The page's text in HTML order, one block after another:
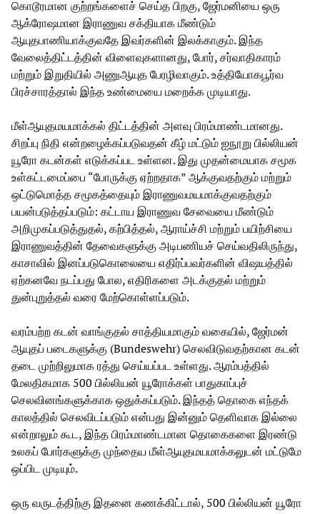
கொடூரமான குற்றங்களைச் செய்த பிறகு, ஜேர்மனியை ஒரு
ஆக்ரோஷமான இராணுவ சக்தியாக மீண்டும்
ஆயுதபாணியாக்குவதே இவர்களின் இலக்காகும். இந்த
வேலைத்திட்டத்தின் விளைவுகளானது, போர், சர்வாதிகாரம்
மற்றும் இறுதியில் அணுஆயுத பேரழிவாகும். உத்தியோகபூர்வ
பிரச்சாரத்தால் இந்த உண்மையை மறைக்க முடியாது.
மீள்ஆயுதமயமாக்கல் திட்டத்தின் அளவு பிரம்மாண்டமானது.
சிறப்பு நிதி என்றழைக்கப்படுவதன் கீழ் மட்டும் ஐநூறு பில்லியன்
யூரோ கடன்கள் எடுக்கப்பட உள்ளன. இது முதன்மையாக சமூக
உள்கட்டமைப்பை “போருக்கு ஏற்றதாக” ஆக்குவதற்கும் மற்றும்
ஒட்டுமொத்த சமூகத்தையும் இராணுவமயமாக்குவதற்கும்
பயன்படுத்தப்படும்: கட்டாய இராணுவ சேவையை மீண்டும்
அறிமுகப்படுத்துதல், கற்பித்தல், ஆராய்ச்சி மற்றும் பயிற்சியை
இராணுவத்தின் தேவைகளுக்கு அடிபணியச் செய்வதிலிருந்து,
காசாவில் இனப்படுகொலையை எதிர்ப்பவர்களின் விஷயத்தில்
ஏற்கனவே நடப்பது போல, எதிரிகளை அடக்குதல் மற்றும்
துன்புறுத்தல் வரை மேற்கொள்ளப்படும்.
வரம்பற்ற கடன் வாங்குதல் சாத்தியமாகும் வகையில், ஜேர்மன்
ஆயுதப் படைகளுக்கு (Bundeswehr) செலவிடுவதற்கான கடன்
தடை முற்றிலுமாக ரத்து செய்யப்பட உள்ளது. ஆரம்பத்தில்
மேலதிகமாக 500 பில்லியன் யூரோக்கள் பாதுகாப்புச்
செலவினங்களுக்காக ஒதுக்கப்படும். இந்தத் தொகை எந்தக்
காலத்தில் செலவிடப்படும் என்பது இன்னும் தெளிவாக இல்லை
என்றாலும் கூட, இந்த பிரம்மாண்டமான தொகைகளை இரண்டு
உலகப் போர்களுக்கு முந்தைய மீள்ஆயுதமயமாக்கலுடன் மட்டுமே
ஒப்பிட முடியும்.
ஒரு வருடத்திற்கு இதனை கணக்கிட்டால், 500 பில்லியன் யூரோ